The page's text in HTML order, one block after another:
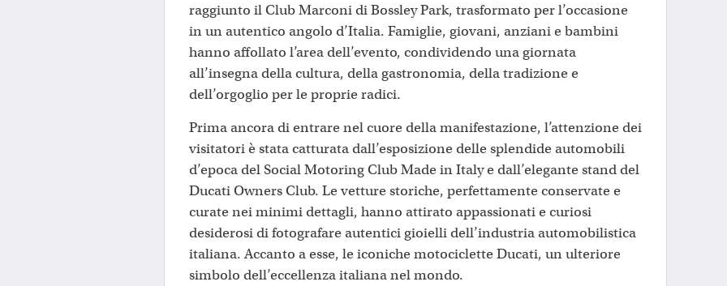
raggiunto il Club Marconi di Bossley Park, trasformato per l’occasione
in un autentico angolo d’Italia. Famiglie, giovani, anziani e bambini
hanno affollato l’area dell’evento, condividendo una giornata
all’insegna della cultura, della gastronomia, della tradizione e
dell’orgoglio per le proprie radici.
Prima ancora di entrare nel cuore della manifestazione, l’attenzione dei
visitatori è stata catturata dall’esposizione delle splendide automobili
d’epoca del Social Motoring Club Made in Italy e dall’elegante stand del
Ducati Owners Club. Le vetture storiche, perfettamente conservate e
curate nei minimi dettagli, hanno attirato appassionati e curiosi
desiderosi di fotografare autentici gioielli dell’industria automobilistica
italiana. Accanto a esse, le iconiche motociclette Ducati, un ulteriore
simbolo dell’eccellenza italiana nel mondo.